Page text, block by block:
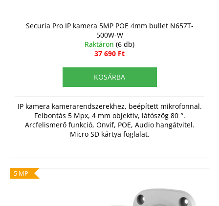
Securia Pro IP kamera 5MP POE 4mm bullet N657T-
500W-W
Raktáron (6 db)
37 690 Ft
KOSÁRBA
IP kamera kamerarendszerekhez, beépített mikrofonnal.
Felbontás 5 Mpx, 4 mm objektív, látószög 80 °.
Arcfelismerő funkció, Onvif, POE, Audio hangátvitel.
Micro SD kártya foglalat.
5 MP